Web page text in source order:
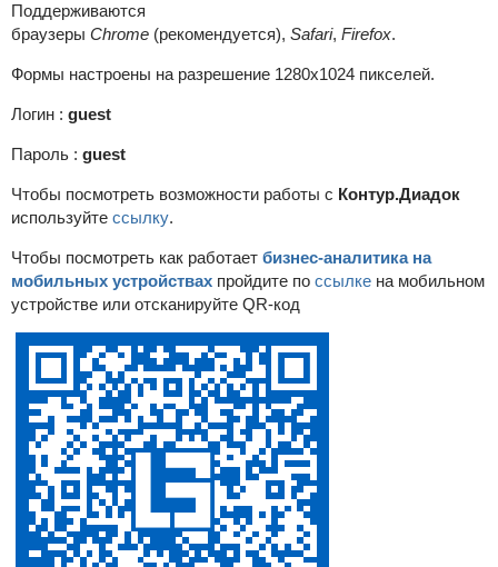
Поддерживаются
браузеры Chrome (рекомендуется), Safari, Firefox.
Формы настроены на разрешение 1280x1024 пикселей.
Логин : guest
Пароль : guest
Чтобы посмотреть возможности работы с Контур.Диадок
используйте ссылку.
Чтобы посмотреть как работает бизнес-аналитика на
мобильных устройствах пройдите по ссылке на мобильном
устройстве или отсканируйте QR-код